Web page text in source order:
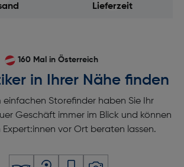
Lieferzeit
160 Mal in Österreich
in Ihrer Nähe finden
einfachen Storefinder haben Sie Ihr
Geschäft immer im Blick und können
Expert:innen vor Ort beraten lassen.